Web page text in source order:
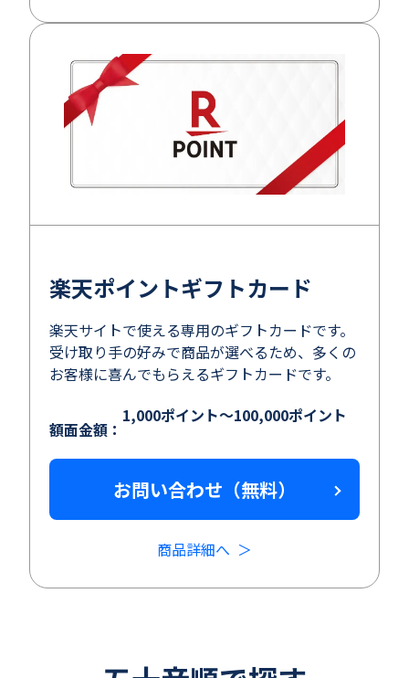
楽天ポイントギフトカード
楽天サイトで使える専用のギフトカードです。
受け取り手の好みで商品が選べるため、多くの
お客様に喜んでもらえるギフトカードです。
額面金額：
1,000ポイント～100,000ポイント
お問い合わせ（無料）
商品詳細へ